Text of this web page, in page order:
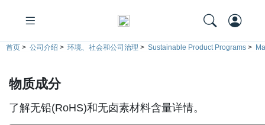
首页 >公司介绍 >环境、社会和公司治理 >Sustainable Product Programs >
物质成分
了解无铅(RoHS)和无卤素材料含量详情。